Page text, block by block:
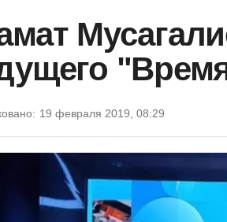
19 февраля 2019, 08:29